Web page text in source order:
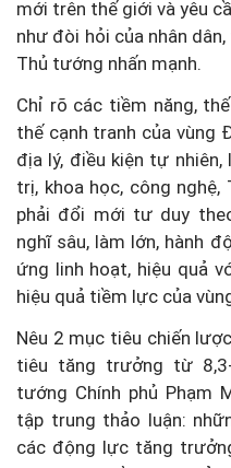
mới trên thế giới và yêu
như đòi hỏi của nhân
Thủ tướng nhấn mạnh.
Chỉ rõ các tiềm năng,
thế cạnh tranh của vùng
địa lý, điều kiện tự nhiên,
trị, khoa học, công nghệ,
phải đổi mới tư duy
nghĩ sâu, làm lớn, hành
ứng linh hoạt, hiệu quả
hiệu quả tiềm lực của
Nêu 2 mục tiêu chiến
tiêu tăng trưởng từ
tướng Chính phủ Phạm
tập trung thảo luận:
các động lực tăng